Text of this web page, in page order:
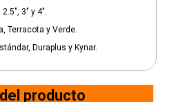
3" y 4".
Terracota y Verde.
Duraplus y Kynar.
producto